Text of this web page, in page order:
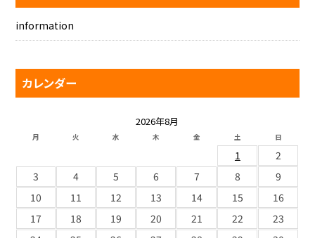
information
カレンダー
2026年8月
月 火 水 木 金 土 日
1
2
3
4 5 6 7 8
9
10
11 12 13 14 15
16
17
18 19 20 21 22
23